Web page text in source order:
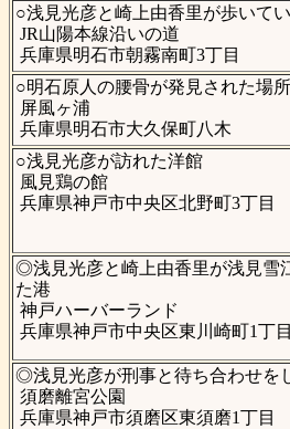
○浅見光彦と崎上由香里が歩いて
JR山陽本線沿いの道
兵庫県明石市朝霧南町3丁目
○明石原人の腰骨が発見された場所
屏風ヶ浦
兵庫県明石市大久保町八木
○浅見光彦が訪れた洋館
風見鶏の館
兵庫県神戸市中央区北野町3丁目
◎浅見光彦と崎上由香里が浅見雪
た港
神戸ハーバーランド
兵庫県神戸市中央区東川崎町1丁目
◎浅見光彦が刑事と待ち合わせを
須磨離宮公園
兵庫県神戸市須磨区東須磨1丁目